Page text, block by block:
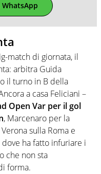
match di giornata, il
arbitra Guida
il turno in B della
a casa Feliciani –
Open Var per il gol
, Marcenaro per la
sulla Roma e
ha fatto infuriare i
che non sta
forma.